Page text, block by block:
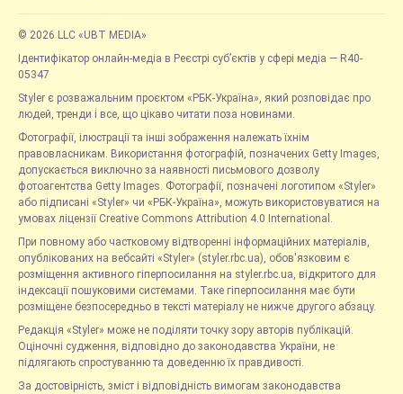
© 2026 LLC «UBT MEDIA»
Ідентифікатор онлайн-медіа в Реєстрі суб’єктів у сфері медіа — R40-
05347
Styler є розважальним проєктом «РБК-Україна», який розповідає про
людей, тренди і все, що цікаво читати поза новинами.
Фотографії, ілюстрації та інші зображення належать їхнім
правовласникам. Використання фотографій, позначених Getty Images,
допускається виключно за наявності письмового дозволу
фотоагентства Getty Images. Фотографії, позначені логотипом «Styler»
або підписані «Styler» чи «РБК-Україна», можуть використовуватися на
умовах ліцензії Creative Commons Attribution 4.0 International.
При повному або частковому відтворенні інформаційних матеріалів,
опублікованих на вебсайті «Styler» (styler.rbc.ua), обов'язковим є
розміщення активного гіперпосилання на styler.rbc.ua, відкритого для
індексації пошуковими системами. Таке гіперпосилання має бути
розміщене безпосередньо в тексті матеріалу не нижче другого абзацу.
Редакція «Styler» може не поділяти точку зору авторів публікацій.
Оціночні судження, відповідно до законодавства України, не
підлягають спростуванню та доведенню їх правдивості.
За достовірність, зміст і відповідність вимогам законодавства